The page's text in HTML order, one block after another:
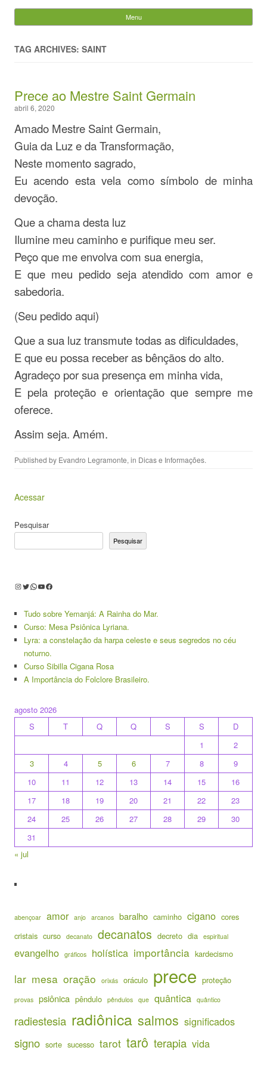
Evandro Legramonte
Menu
TAG ARCHIVES: SAINT
Prece ao Mestre Saint Germain
abril 6, 2020
Amado Mestre Saint Germain,
Guia da Luz e da Transformação,
Neste momento sagrado,
Eu acendo esta vela como símbolo de minha
devoção.
Que a chama desta luz
Ilumine meu caminho e purifique meu ser.
Peço que me envolva com sua energia,
E que meu pedido seja atendido com amor e
sabedoria.
(Seu pedido aqui)
Que a sua luz transmute todas as dificuldades,
E que eu possa receber as bênçãos do alto.
Agradeço por sua presença em minha vida,
E pela proteção e orientação que sempre me
oferece.
Assim seja. Amém.
Published by Evandro Legramonte, in Dicas e Informações.
Acessar
Pesquisar
Pesquisar
Instagram
Twitter
WhatsApp
Youtube
Facebook
Tudo sobre Yemanjá: A Rainha do Mar.
Curso: Mesa Psiônica Lyriana.
Lyra: a constelação da harpa celeste e seus segredos no céu
noturno.
Curso Sibilla Cigana Rosa
A Importância do Folclore Brasileiro.
agosto 2026
S
T Q Q S S
D
1
2
3
4 5 6 7 8
9
10
11 12 13 14 15
16
17
18 19 20 21 22
23
24
25 26 27 28 29
30
31
« jul
abençoar amor anjo arcanos baralho caminho cigano cores
cristais curso decanato decanatos decreto dia espiritual
evangelho gráficos holística importância kardecismo
lar mesa oração orixás oráculo prece proteção
provas psiônica pêndulo pêndulos que quântica quântico
radiestesia radiônica salmos significados
signo sorte sucesso tarot tarô terapia vida